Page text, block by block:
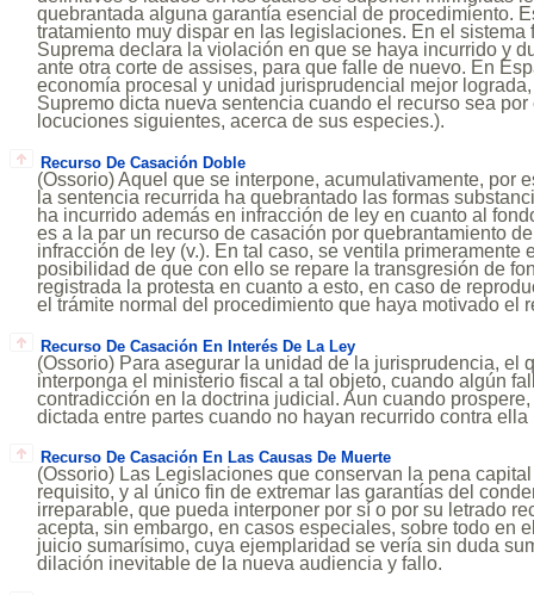
quebrantada alguna garantía esencial de procedimiento.
tratamiento muy dispar en las legislaciones. En el sistema
Suprema declara la violación en que se haya incurrido y
ante otra corte de assises, para que falle de nuevo. En
economía procesal y unidad jurisprudencial mejor
Supremo dicta nueva sentencia cuando el recurso sea
locuciones siguientes, acerca de sus especies.).
Recurso De Casación Doble
(Ossorio) Aquel que se interpone, acumulativamente, por
la sentencia recurrida ha quebrantado las formas
ha incurrido además en infracción de ley en cuanto al
es a la par un recurso de casación por quebrantamiento
infracción de ley (v.). En tal caso, se ventila primeramente
posibilidad de que con ello se repare la transgresión de
registrada la protesta en cuanto a esto, en caso de
el trámite normal del procedimiento que haya motivado el
Recurso De Casación En Interés De La Ley
(Ossorio) Para asegurar la unidad de la jurisprudencia, el
interponga el ministerio fiscal a tal objeto, cuando algún
contradicción en la doctrina judicial. Aun cuando
dictada entre partes cuando no hayan recurrido contra
Recurso De Casación En Las Causas De Muerte
(Ossorio) Las Legislaciones que conservan la pena
requisito, y al único fin de extremar las garantías del
irreparable, que pueda interponer por sí o por su letrado
acepta, sin embargo, en casos especiales, sobre todo en
juicio sumarísimo, cuya ejemplaridad se vería sin duda
dilación inevitable de la nueva audiencia y fallo.